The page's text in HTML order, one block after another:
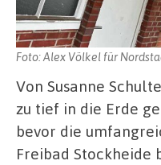
Foto: Alex Völkel für
Von Susanne
zu tief in die Erde
bevor die
Freibad Stockheide